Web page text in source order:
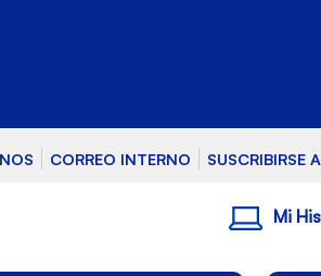
CORREO INTERNO SUSCRIBIRSE
Mi